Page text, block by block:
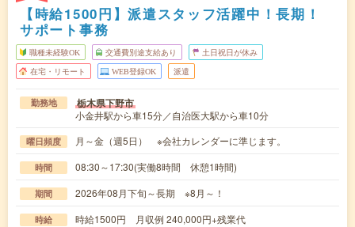
【時給1500円】派遣スタッフ活躍中！長期！
サポート事務
職種未経験OK 交通費別途支給あり 土日祝日が休み
在宅・リモート WEB登録OK 派遣
勤務地 栃木県下野市
小金井駅から車15分／自治医大駅から車10分
曜日頻度 月～金（週5日） ※会社カレンダーに準じます。
時間 08:30～17:30(実働8時間 休憩1時間)
期間 2026年08月下旬～長期 ※8月～！
時給 時給1500円 月収例 240,000円+残業代